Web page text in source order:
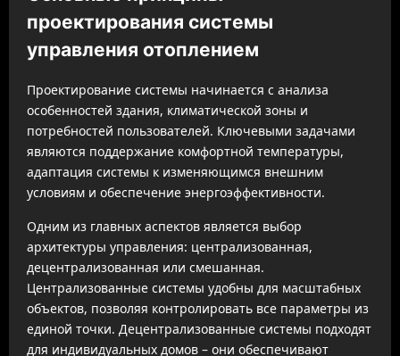
проектирования системы
управления отоплением
Проектирование системы начинается с анализа
особенностей здания, климатической зоны и
потребностей пользователей. Ключевыми задачами
являются поддержание комфортной температуры,
адаптация системы к изменяющимся внешним
условиям и обеспечение энергоэффективности.
Одним из главных аспектов является выбор
архитектуры управления: централизованная,
децентрализованная или смешанная.
Централизованные системы удобны для масштабных
объектов, позволяя контролировать все параметры из
единой точки. Децентрализованные системы подходят
для индивидуальных домов – они обеспечивают